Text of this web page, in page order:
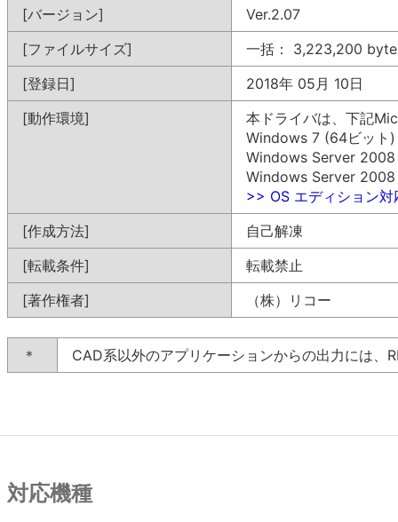
[バージョン]
Ver.2.07
[ファイルサイズ]
一括： 3,223,200 byte
[登録日]
2018年 05月 10日
[動作環境]
本ドライバは、下記
Windows 7 (64ビット)
Windows Server
Windows Server
>> OS エディション対
[作成方法]
自己解凍
[転載条件]
転載禁止
[著作権者]
（株）リコー
＊ CAD系以外のアプリケーションからの出力には、
対応機種